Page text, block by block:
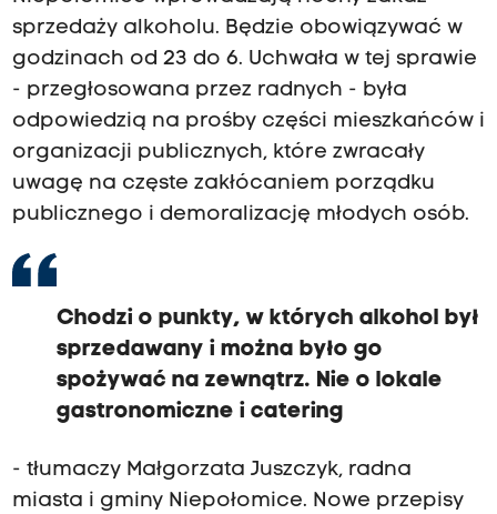
sprzedaży alkoholu. Będzie obowiązywać w
godzinach od 23 do 6. Uchwała w tej sprawie
- przegłosowana przez radnych - była
odpowiedzią na prośby części mieszkańców i
organizacji publicznych, które zwracały
uwagę na częste zakłócaniem porządku
publicznego i demoralizację młodych osób.
Chodzi o punkty, w których alkohol był
sprzedawany i można było go
spożywać na zewnątrz. Nie o lokale
gastronomiczne i catering
- tłumaczy Małgorzata Juszczyk, radna
miasta i gminy Niepołomice. Nowe przepisy